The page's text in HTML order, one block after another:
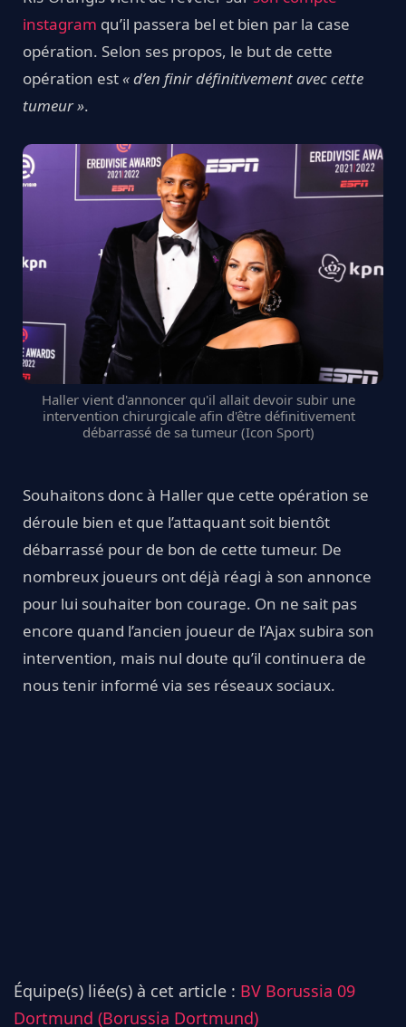
instagram qu’il passera bel et bien par la case
opération. Selon ses propos, le but de cette
opération est« d’en finir définitivement avec cette
tumeur ».
Haller vient d'annoncer qu'il allait devoir subir une
intervention chirurgicale afin d'être définitivement
débarrassé de sa tumeur (Icon Sport)
Souhaitons donc à Haller que cette opération se
déroule bien et que l’attaquant soit bientôt
débarrassé pour de bon de cette tumeur. De
nombreux joueurs ont déjà réagi à son annonce
pour lui souhaiter bon courage. On ne sait pas
encore quand l’ancien joueur de l’Ajax subira son
intervention, mais nul doute qu’il continuera de
nous tenir informé via ses réseaux sociaux.
Équipe(s) liée(s) à cet article : BV Borussia 09
Dortmund (Borussia Dortmund)